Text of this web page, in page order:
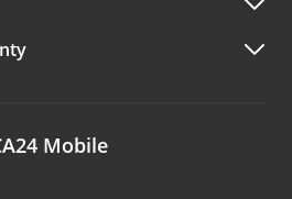
się z nami opinią o wizycie.
Mobile